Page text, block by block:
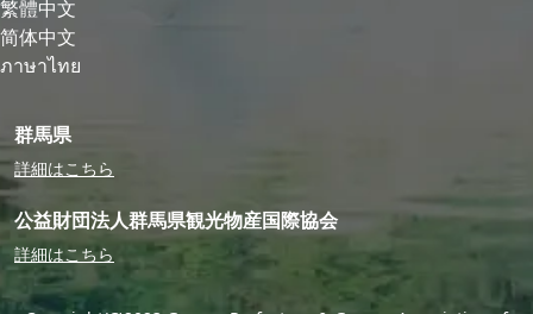
繁體中文
简体中文
ภาษาไทย
群馬県
詳細はこちら
公益財団法人群馬県観光物産国際協会
詳細はこちら